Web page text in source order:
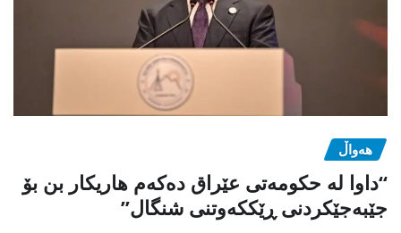
هەواڵ
“داوا لە حكومەتی عێراق دەكەم هاریكار بن بۆ
جێبەجێكردنی ڕێككەوتنی شنگال”